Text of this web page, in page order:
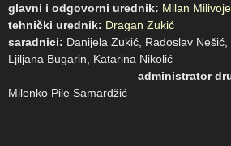
glavni i odgovorni urednik: Milan
tehnički urednik: Dragan Zukić
saradnici: Danijela Zukić, Radoslav Nešić,
Ljiljana Bugarin,
administrator
Milenko Pile Samardžić